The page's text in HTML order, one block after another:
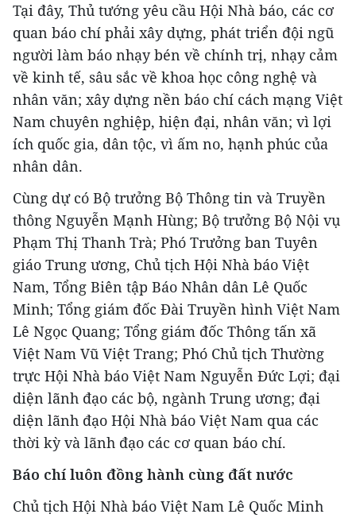
Tại đây, Thủ tướng yêu cầu Hội Nhà báo, các cơ
quan báo chí phải xây dựng, phát triển đội ngũ
người làm báo nhạy bén về chính trị, nhạy cảm
về kinh tế, sâu sắc về khoa học công nghệ và
nhân văn; xây dựng nền báo chí cách mạng Việt
Nam chuyên nghiệp, hiện đại, nhân văn; vì lợi
ích quốc gia, dân tộc, vì ấm no, hạnh phúc của
nhân dân.
Cùng dự có Bộ trưởng Bộ Thông tin và Truyền
thông Nguyễn Mạnh Hùng; Bộ trưởng Bộ Nội vụ
Phạm Thị Thanh Trà; Phó Trưởng ban Tuyên
giáo Trung ương, Chủ tịch Hội Nhà báo Việt
Nam, Tổng Biên tập Báo Nhân dân Lê Quốc
Minh; Tổng giám đốc Đài Truyền hình Việt Nam
Lê Ngọc Quang; Tổng giám đốc Thông tấn xã
Việt Nam Vũ Việt Trang; Phó Chủ tịch Thường
trực Hội Nhà báo Việt Nam Nguyễn Đức Lợi; đại
diện lãnh đạo các bộ, ngành Trung ương; đại
diện lãnh đạo Hội Nhà báo Việt Nam qua các
thời kỳ và lãnh đạo các cơ quan báo chí.
Báo chí luôn đồng hành cùng đất nước
Chủ tịch Hội Nhà báo Việt Nam Lê Quốc Minh